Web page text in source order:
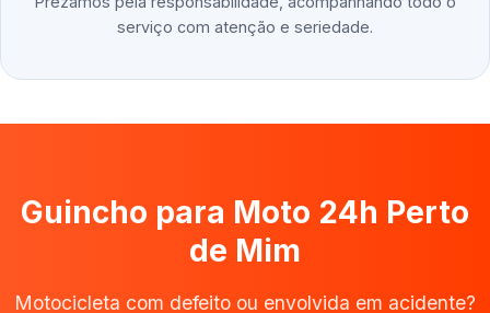
serviço com atenção e seriedade.
Guincho para Moto 24h Perto
de Mim
Motocicleta com defeito ou envolvida em acidente?